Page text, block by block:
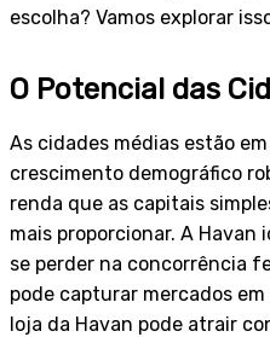
escolha? Vamos explorar
O Potencial das
As cidades médias estão
crescimento demográfico
renda que as capitais
mais proporcionar. A
se perder na concorrência
pode capturar mercados
loja da Havan pode atrair